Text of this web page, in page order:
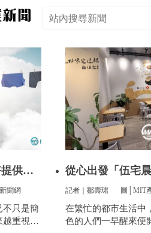
供全
聞網
不只是簡
越重視方
從心出發「伍宅
店」用心
記者｜鄒壽珺 圖│MIT
在繁忙的都市生活中
色的人們一早醒來便